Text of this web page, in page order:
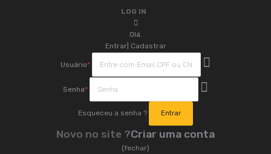
LOG IN
Olá.
Entrar| Cadastrar
Usuário*
Senha*
Esqueceu a senha ?
Novo no site ?Criar uma conta
(fechar)